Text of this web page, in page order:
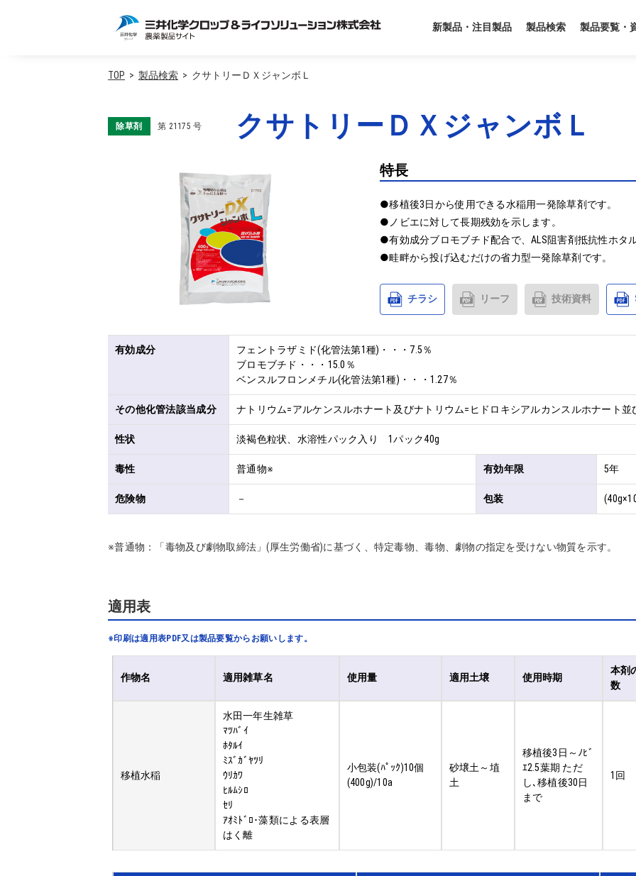
新製品・注目製品 製品検索 製品要覧・
TOP 製品検索 クサトリーＤＸジャンボＬ
除草剤 第 21175号 クサトリーＤＸジャンボＬ
特長
●移植後3日から使用できる水稲用一発除草剤です。
●ノビエに対して長期残効を示します。
●有効成分ブロモブチド配合で、ALS阻害剤抵抗性ホタ
●畦畔から投げ込むだけの省力型一発除草剤です。
チラシ リーフ 技術資料
有効成分
フェントラザミド(化管法第1種)・・・7.5％
ブロモブチド・・・15.0％
ベンスルフロンメチル(化管法第1種)・・・1.27％
その他化管法該当成分 ナトリウム=アルケンスルホナート及びナトリウム=ヒドロキシアルカンスルホナート並
性状 淡褐色粒状、水溶性パック入り 1パック40g
毒性 普通物※ 有効年限 5年
危険物 － 包装
※普通物：「毒物及び劇物取締法」(厚生労働省)に基づく、特定毒物、毒物、劇物の指定を受けない物質を示す。
適用表
※印刷は適用表PDF又は製品要覧からお願いします。
作物名 適用雑草名 使用量 適用土壌 使用時期
本剤
数
移植水稲
水田一年生雑草
ﾏﾂﾊﾞｲ
ﾎﾀﾙｲ
ﾐｽﾞｶﾞﾔﾂﾘ
ｳﾘｶﾜ
ﾋﾙﾑｼﾛ
ｾﾘ
ｱｵﾐﾄﾞﾛ･藻類による表層
はく離
小包装(ﾊﾟｯｸ)10個
(400g)/10a
砂壌土～埴
土
移植後3日～ﾉﾋﾞ
ｴ2.5葉期 ただ
し､移植後30日
まで
1回